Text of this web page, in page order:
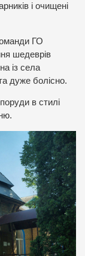
і очищені
ГО
шедеврів
із села
дуже болісно.
в стилі